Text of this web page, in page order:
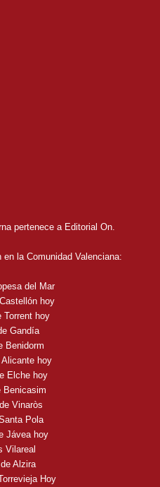
pertenece a Editorial On.
la Comunidad Valenciana:
del Mar
hoy
Torrent hoy
Gandía
Benidorm
hoy
Elche hoy
Benicasim
Vinaròs
Pola
Jávea hoy
Vilareal
de Alzira
Hoy